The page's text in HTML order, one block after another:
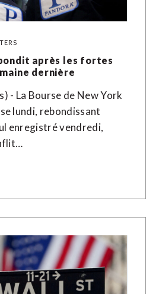
après les fortes
dernière
- La Bourse de New York
lundi, rebondissant
enregistré vendredi,